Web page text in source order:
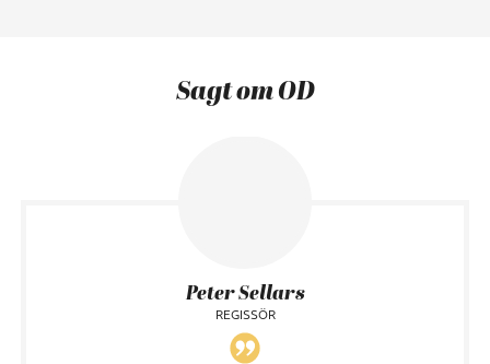
Sagt om OD
Peter Sellars
REGISSÖR